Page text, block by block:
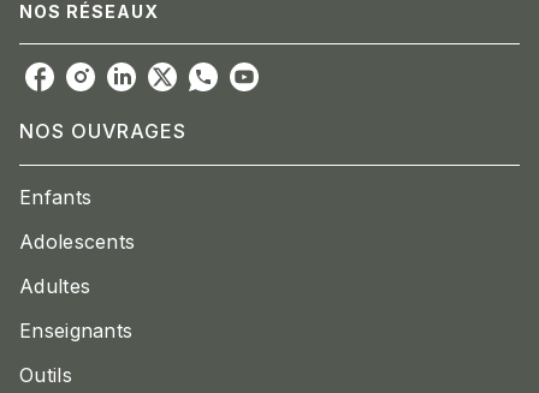
NOS RÉSEAUX
NOS OUVRAGES
Enfants
Adolescents
Adultes
Enseignants
Outils